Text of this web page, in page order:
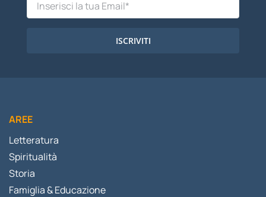
ISCRIVITI
AREE
Letteratura
Spiritualità
Storia
Famiglia & Educazione